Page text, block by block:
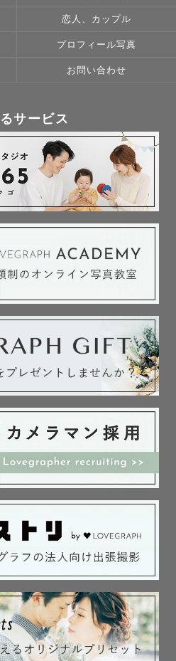
恋人、カップル
プロフィール写真
お問い合わせ
サービス